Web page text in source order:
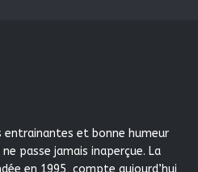
et bonne humeur
passe jamais inaperçue. La
en 1995, compte aujourd’hui